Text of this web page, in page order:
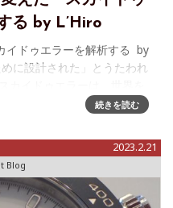
る by L’Hiro
イドゥエラーを解析する by
に設計された」とうたわれ
続きを読む
2023.2.21
Blog